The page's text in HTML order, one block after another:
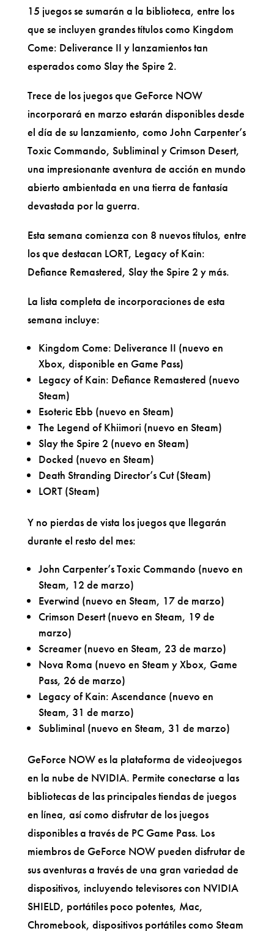
15 juegos se sumarán a la biblioteca, entre los
que se incluyen grandes títulos como Kingdom
Come: Deliverance II y lanzamientos tan
esperados como Slay the Spire 2.
Trece de los juegos que GeForce NOW
incorporará en marzo estarán disponibles desde
el día de su lanzamiento, como John Carpenter’s
Toxic Commando, Subliminal y Crimson Desert,
una impresionante aventura de acción en mundo
abierto ambientada en una tierra de fantasía
devastada por la guerra.
Esta semana comienza con 8 nuevos títulos, entre
los que destacan LORT, Legacy of Kain:
Defiance Remastered, Slay the Spire 2 y más.
La lista completa de incorporaciones de esta
semana incluye:
Kingdom Come: Deliverance II (nuevo en
Xbox, disponible en Game Pass)
Legacy of Kain: Defiance Remastered (nuevo
Steam)
Esoteric Ebb (nuevo en Steam)
The Legend of Khiimori (nuevo en Steam)
Slay the Spire 2 (nuevo en Steam)
Docked (nuevo en Steam)
Death Stranding Director’s Cut (Steam)
LORT (Steam)
Y no pierdas de vista los juegos que llegarán
durante el resto del mes:
John Carpenter’s Toxic Commando (nuevo en
Steam, 12 de marzo)
Everwind (nuevo en Steam, 17 de marzo)
Crimson Desert (nuevo en Steam, 19 de
marzo)
Screamer (nuevo en Steam, 23 de marzo)
Nova Roma (nuevo en Steam y Xbox, Game
Pass, 26 de marzo)
Legacy of Kain: Ascendance (nuevo en
Steam, 31 de marzo)
Subliminal (nuevo en Steam, 31 de marzo)
GeForce NOW es la plataforma de videojuegos
en la nube de NVIDIA. Permite conectarse a las
bibliotecas de las principales tiendas de juegos
en línea, así como disfrutar de los juegos
disponibles a través de PC Game Pass. Los
miembros de GeForce NOW pueden disfrutar de
sus aventuras a través de una gran variedad de
dispositivos, incluyendo televisores con NVIDIA
SHIELD, portátiles poco potentes, Mac,
Chromebook, dispositivos portátiles como Steam